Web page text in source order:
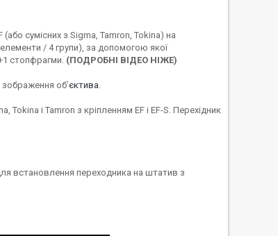
(або сумісних з Sigma, Tamron, Tokina) на
/ 4 групи), за допомогою якої
стопфрагми. (ПОДРОБНІ ВІДЕО НІЖЕ)
об’єктива.
і Tamron з кріпленням EF і EF-S. Перехідник
встановлення переходника на штатив з